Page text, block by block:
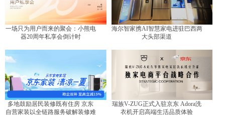
一场只为用户而来的聚会：小熊电
器20周年私享会倒计时
海尔智家携AI智慧家电进驻巴西两
大头部渠道
多地鼓励居民装修既有住房 京东
自营家装以全链路服务破解装修难
瑞族V-ZUG正式入驻京东 Adora洗
衣机开启高端生活品质体验